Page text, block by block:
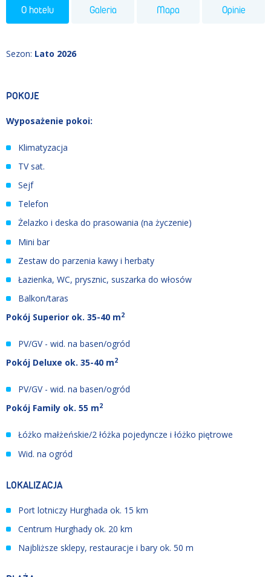
O hotelu Galeria Mapa Opinie
Sezon: Lato 2026
POKOJE
Wyposażenie pokoi:
Klimatyzacja
TV sat.
Sejf
Telefon
Żelazko i deska do prasowania (na życzenie)
Mini bar
Zestaw do parzenia kawy i herbaty
Łazienka, WC, prysznic, suszarka do włosów
Balkon/taras
Pokój Superior ok. 35-40 m2
PV/GV - wid. na basen/ogród
Pokój Deluxe ok. 35-40 m2
PV/GV - wid. na basen/ogród
Pokój Family ok. 55 m2
Łóżko małżeńskie/2 łóżka pojedyncze i łóżko piętrowe
Wid. na ogród
LOKALIZACJA
Port lotniczy Hurghada ok. 15 km
Centrum Hurghady ok. 20 km
Najbliższe sklepy, restauracje i bary ok. 50 m